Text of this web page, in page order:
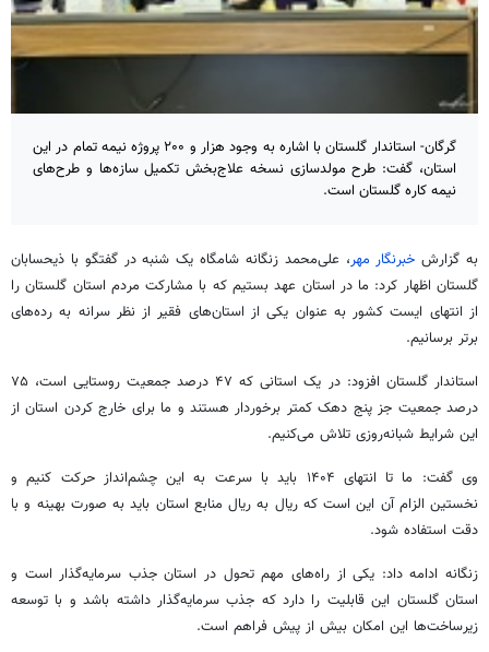
گرگان- استاندار گلستان با اشاره به وجود هزار و ۲۰۰ پروژه نیمه تمام در این
استان، گفت: طرح مولدسازی نسخه علاج‌بخش تکمیل سازه‌ها و طرح‌های
نیمه کاره‌ گلستان است.
به گزارشخبرنگار مهر، علی‌محمد زنگانه شامگاه یک شنبه در گفتگو با ذیحسابان
گلستان اظهار کرد: ما در استان عهد بستیم که با مشارکت مردم استان گلستان را
از انتهای ایست کشور به عنوان یکی از استان‌های فقیر از نظر سرانه به رده‌های
برتر برسانیم.
استاندار گلستان افزود: در یک استانی که ۴۷ درصد جمعیت روستایی است، ۷۵
درصد جمعیت جز پنج دهک کمتر برخوردار هستند و ما برای خارج کردن استان از
این شرایط شبانه‌روزی تلاش می‌کنیم.
وی گفت: ما تا انتهای ۱۴۰۴ باید با سرعت به این چشم‌انداز حرکت کنیم و
نخستین الزام آن این است که ریال به ریال منابع استان باید به صورت بهینه و با
دقت استفاده شود.
زنگانه ادامه داد: یکی از راه‌های مهم تحول در استان جذب سرمایه‌گذار است و
استان گلستان این قابلیت را دارد که جذب سرمایه‌گذار داشته باشد و با توسعه
زیرساخت‌ها این امکان بیش از پیش فراهم است.